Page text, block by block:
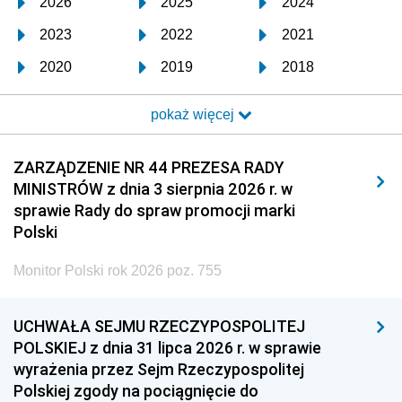
2023 2022 2021
2020 2019 2018
2017 2016 2015
2014 2013 2012
2011 2010 2009
2008 2007 2006
2005
1996 1995 1994
1993 1992 1991
1990 1989
pokaż więcej
ZARZĄDZENIE NR 44 PREZESA RADY
MINISTRÓW z dnia 3 sierpnia 2026 r. w
sprawie Rady do spraw promocji marki
Polski
Monitor Polski rok 2026 poz. 755
UCHWAŁA SEJMU RZECZYPOSPOLITEJ
POLSKIEJ z dnia 31 lipca 2026 r. w sprawie
wyrażenia przez Sejm Rzeczypospolitej
Polskiej zgody na pociągnięcie do